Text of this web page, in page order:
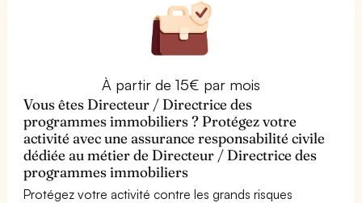
À partir de 15€ par mois
Vous êtes Directeur / Directrice des
programmes immobiliers ? Protégez votre
activité avec une assurance responsabilité civile
dédiée au métier de Directeur / Directrice des
programmes immobiliers
Protégez votre activité contre les grands risques